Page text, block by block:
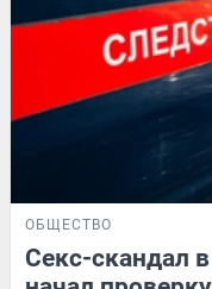
ОБЩЕСТВО
Секс-скандал